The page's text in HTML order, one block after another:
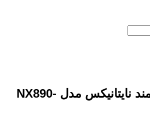
دستگیره هوشمند نایتانیکس مدل NX890-